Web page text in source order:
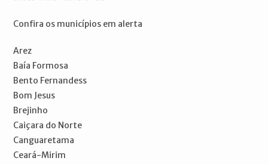
Confira os municípios em alerta
Arez
Baía Formosa
Bento Fernandess
Bom Jesus
Brejinho
Caiçara do Norte
Canguaretama
Ceará-Mirim